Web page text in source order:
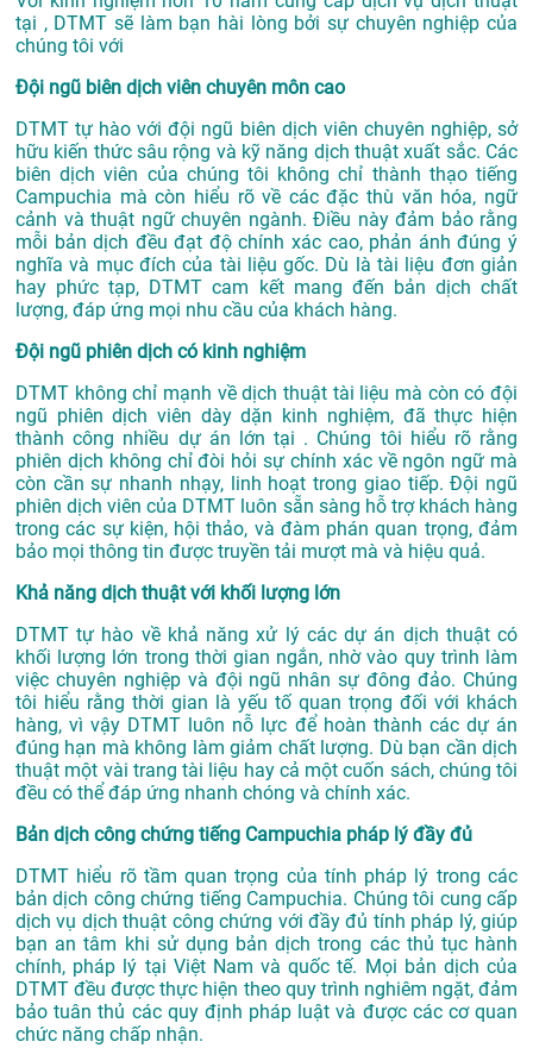
tại , DTMT sẽ làm bạn hài lòng bởi sự chuyên nghiệp của
chúng tôi với
Đội ngũ biên dịch viên chuyên môn cao
DTMT tự hào với đội ngũ biên dịch viên chuyên nghiệp, sở
hữu kiến thức sâu rộng và kỹ năng dịch thuật xuất sắc. Các
biên dịch viên của chúng tôi không chỉ thành thạo tiếng
Campuchia mà còn hiểu rõ về các đặc thù văn hóa, ngữ
cảnh và thuật ngữ chuyên ngành. Điều này đảm bảo rằng
mỗi bản dịch đều đạt độ chính xác cao, phản ánh đúng ý
nghĩa và mục đích của tài liệu gốc. Dù là tài liệu đơn giản
hay phức tạp, DTMT cam kết mang đến bản dịch chất
lượng, đáp ứng mọi nhu cầu của khách hàng.
Đội ngũ phiên dịch có kinh nghiệm
DTMT không chỉ mạnh về dịch thuật tài liệu mà còn có đội
ngũ phiên dịch viên dày dặn kinh nghiệm, đã thực hiện
thành công nhiều dự án lớn tại . Chúng tôi hiểu rõ rằng
phiên dịch không chỉ đòi hỏi sự chính xác về ngôn ngữ mà
còn cần sự nhanh nhạy, linh hoạt trong giao tiếp. Đội ngũ
phiên dịch viên của DTMT luôn sẵn sàng hỗ trợ khách hàng
trong các sự kiện, hội thảo, và đàm phán quan trọng, đảm
bảo mọi thông tin được truyền tải mượt mà và hiệu quả.
Khả năng dịch thuật với khối lượng lớn
DTMT tự hào về khả năng xử lý các dự án dịch thuật có
khối lượng lớn trong thời gian ngắn, nhờ vào quy trình làm
việc chuyên nghiệp và đội ngũ nhân sự đông đảo. Chúng
tôi hiểu rằng thời gian là yếu tố quan trọng đối với khách
hàng, vì vậy DTMT luôn nỗ lực để hoàn thành các dự án
đúng hạn mà không làm giảm chất lượng. Dù bạn cần dịch
thuật một vài trang tài liệu hay cả một cuốn sách, chúng tôi
đều có thể đáp ứng nhanh chóng và chính xác.
Bản dịch công chứng tiếng Campuchia pháp lý đầy đủ
DTMT hiểu rõ tầm quan trọng của tính pháp lý trong các
bản dịch công chứng tiếng Campuchia. Chúng tôi cung cấp
dịch vụ dịch thuật công chứng với đầy đủ tính pháp lý, giúp
bạn an tâm khi sử dụng bản dịch trong các thủ tục hành
chính, pháp lý tại Việt Nam và quốc tế. Mọi bản dịch của
DTMT đều được thực hiện theo quy trình nghiêm ngặt, đảm
bảo tuân thủ các quy định pháp luật và được các cơ quan
chức năng chấp nhận.